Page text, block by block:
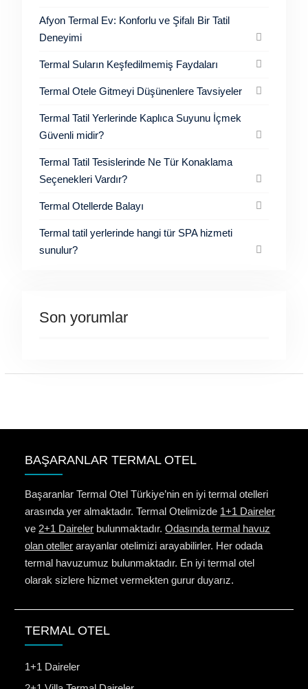
Afyon Termal Ev: Konforlu ve Şifalı Bir Tatil
Deneyimi
Termal Suların Keşfedilmemiş Faydaları
Termal Otele Gitmeyi Düşünenlere Tavsiyeler
Termal Tatil Yerlerinde Kaplıca Suyunu İçmek
Güvenli midir?
Termal Tatil Tesislerinde Ne Tür Konaklama
Seçenekleri Vardır?
Termal Otellerde Balayı
Termal tatil yerlerinde hangi tür SPA hizmeti
sunulur?
Son yorumlar
BAŞARANLAR TERMAL OTEL
Başaranlar Termal Otel Türkiye’nin en iyi termal otelleri
arasında yer almaktadır. Termal Otelimizde 1+1 Daireler
ve 2+1 Daireler bulunmaktadır.Odasında termal havuz
olan oteller arayanlar otelimizi arayabilirler. Her odada
termal havuzumuz bulunmaktadır. En iyi termal otel
olarak sizlere hizmet vermekten gurur duyarız.
TERMAL OTEL
1+1 Daireler